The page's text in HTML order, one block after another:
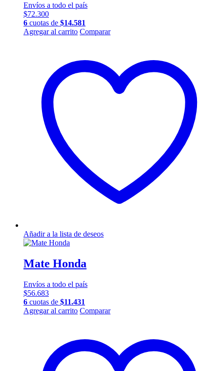
Envíos a todo el país
$72.300
6 cuotas de $14.581
Agregar al carrito Comparar
Añadir a la lista de deseos
Mate Honda
Envíos a todo el país
$56.683
6 cuotas de $11.431
Agregar al carrito Comparar